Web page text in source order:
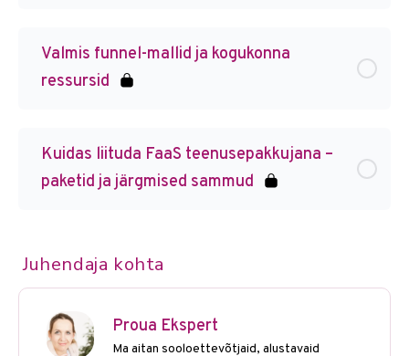
Valmis funnel-mallid ja kogukonna
ressursid
Kuidas liituda FaaS teenusepakkujana –
paketid ja järgmised sammud
Juhendaja kohta
Proua Ekspert
Ma aitan sooloettevõtjaid, alustavaid